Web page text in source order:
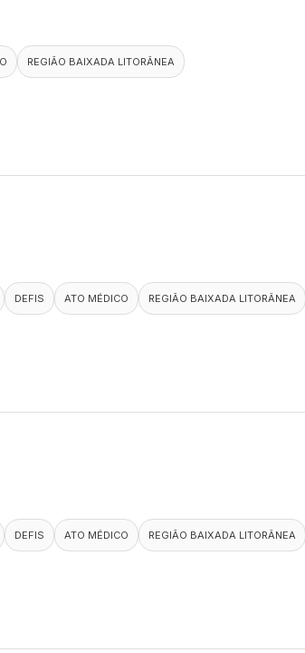
REGIÃO BAIXADA LITORÂNEA
DEFIS ATO MÉDICO REGIÃO BAIXADA LITORÂNEA
DEFIS ATO MÉDICO REGIÃO BAIXADA LITORÂNEA